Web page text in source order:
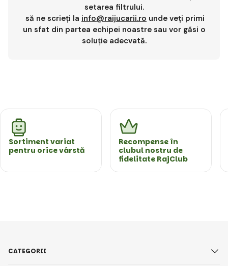
setarea filtrului.
să ne scrieți la info@raijucarii.ro unde veți primi
un sfat din partea echipei noastre sau vor găsi o
soluție adecvată.
Sortiment variat
pentru orice vârstă
Recompense în
clubul nostru de
fidelitate RajClub
CATEGORII